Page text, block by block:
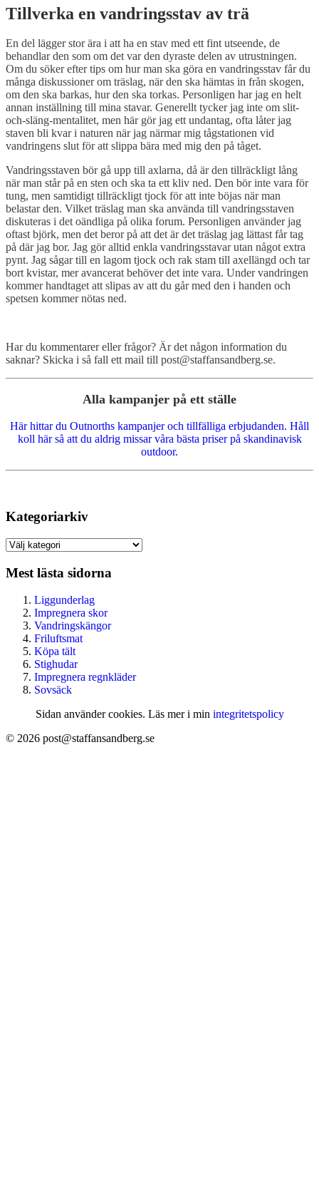
Tillverka en vandringsstav av trä
En del lägger stor ära i att ha en stav med ett fint utseende, de
behandlar den som om det var den dyraste delen av utrustningen.
Om du söker efter tips om hur man ska göra en vandringsstav får du
många diskussioner om träslag, när den ska hämtas in från skogen,
om den ska barkas, hur den ska torkas. Personligen har jag en helt
annan inställning till mina stavar. Generellt tycker jag inte om slit-
och-släng-mentalitet, men här gör jag ett undantag, ofta låter jag
staven bli kvar i naturen när jag närmar mig tågstationen vid
vandringens slut för att slippa bära med mig den på tåget.
Vandringsstaven bör gå upp till axlarna, då är den tillräckligt lång
när man står på en sten och ska ta ett kliv ned. Den bör inte vara för
tung, men samtidigt tillräckligt tjock för att inte böjas när man
belastar den. Vilket träslag man ska använda till vandringsstaven
diskuteras i det oändliga på olika forum. Personligen använder jag
oftast björk, men det beror på att det är det träslag jag lättast får tag
på där jag bor. Jag gör alltid enkla vandringsstavar utan något extra
pynt. Jag sågar till en lagom tjock och rak stam till axellängd och tar
bort kvistar, mer avancerat behöver det inte vara. Under vandringen
kommer handtaget att slipas av att du går med den i handen och
spetsen kommer nötas ned.
Har du kommentarer eller frågor? Är det någon information du
saknar? Skicka i så fall ett mail till post@staffansandberg.se.
Alla kampanjer på ett ställe
Här hittar du Outnorths kampanjer och tillfälliga erbjudanden. Håll
koll här så att du aldrig missar våra bästa priser på skandinavisk
outdoor.
Kategoriarkiv
Kategoriarkiv
Mest lästa sidorna
Liggunderlag
Impregnera skor
Vandringskängor
Friluftsmat
Köpa tält
Stighudar
Impregnera regnkläder
Sovsäck
Sidan använder cookies. Läs mer i min integritetspolicy
© 2026 post@staffansandberg.se